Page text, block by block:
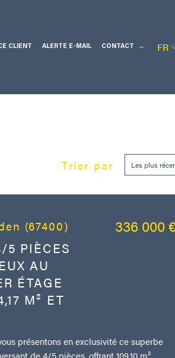
CLIENT ALERTE E-MAIL CONTACT FR
Filtrer
Trier par Les plus
(67400)
5 PIÈCES
AU
ÉTAGE
M² ET
336 000 €
présentons en exclusivité ce superbe